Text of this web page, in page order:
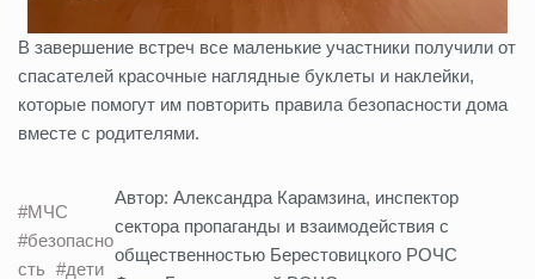
В завершение встреч все маленькие участники получили от
спасателей красочные наглядные буклеты и наклейки,
которые помогут им повторить правила безопасности дома
вместе с родителями.
#МЧС
#безопасно
сть #дети
Автор: Александра Карамзина, инспектор
сектора пропаганды и взаимодействия с
общественностью Берестовицкого РОЧС